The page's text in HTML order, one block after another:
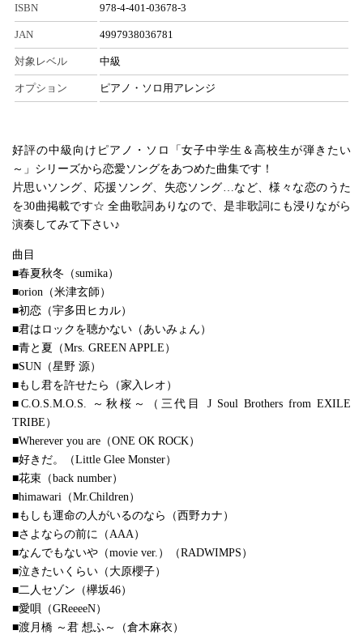
ISBN 978-4-401-03678-3
JAN 4997938036781
対象レベル 中級
オプション ピアノ・ソロ用アレンジ
好評の中級向けピアノ・ソロ「女子中学生＆高校生が弾きたい
～」シリーズから恋愛ソングをあつめた曲集です！
片思いソング、応援ソング、失恋ソング…など、様々な恋のうた
を30曲掲載です☆ 全曲歌詞ありなので、是非歌詞にも浸りながら
演奏してみて下さい♪
曲目
■春夏秋冬（sumika）
■orion（米津玄師）
■初恋（宇多田ヒカル）
■君はロックを聴かない（あいみょん）
■青と夏（Mrs. GREEN APPLE）
■SUN（星野 源）
■もし君を許せたら（家入レオ）
■C.O.S.M.O.S. ～秋桜～（三代目 J Soul Brothers from EXILE
TRIBE）
■Wherever you are（ONE OK ROCK）
■好きだ。（Little Glee Monster）
■花束（back number）
■himawari（Mr.Children）
■もしも運命の人がいるのなら（西野カナ）
■さよならの前に（AAA）
■なんでもないや（movie ver.）（RADWIMPS）
■泣きたいくらい（大原櫻子）
■二人セゾン（欅坂46）
■愛唄（GReeeeN）
■渡月橋 ～君 想ふ～（倉木麻衣）